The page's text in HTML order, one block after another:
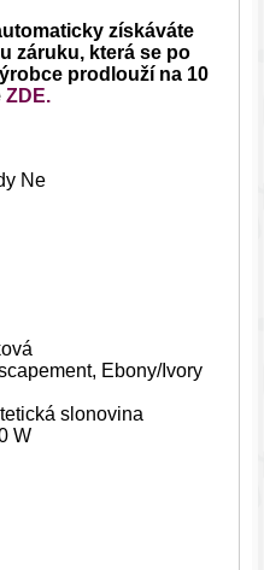
získáváte
záruku, která se po
prodlouží na 10
ZDE.
Ne
Ebony/Ivory
slonovina
W